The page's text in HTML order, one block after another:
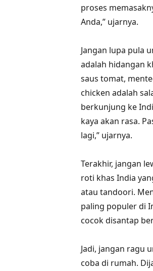
proses
Anda,” ujarnya.
Jangan lupa pula
adalah hidangan
saus tomat,
chicken adalah
berkunjung ke
kaya akan rasa.
lagi,” ujarnya.
Terakhir, jangan
roti khas India
atau tandoori.
paling populer di
cocok disantap
Jadi, jangan ragu
coba di rumah.